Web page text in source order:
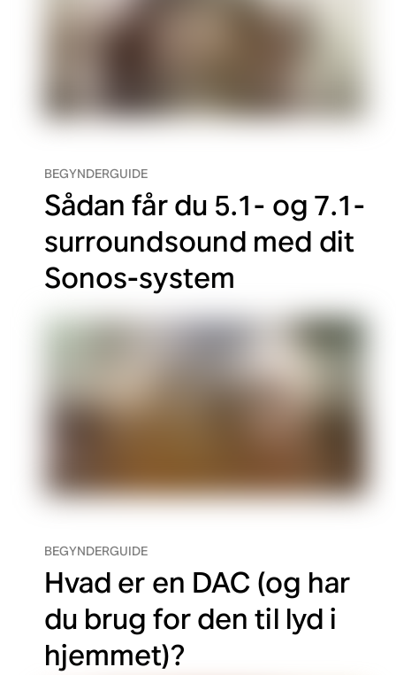
BEGYNDERGUIDE
Sådan får du 5.1- og 7.1-
surroundsound med dit
Sonos-system
BEGYNDERGUIDE
Hvad er en DAC (og har
du brug for den til lyd i
hjemmet)?